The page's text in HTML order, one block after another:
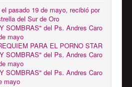
pasado 19 de mayo, recibió por
del Sur de Oro
SOMBRAS" del Ps. Andres Caro
mayo
PARA EL PORNO STAR
SOMBRAS" del Ps. Andres Caro
mayo
SOMBRAS" del Ps. Andres Caro
mayo